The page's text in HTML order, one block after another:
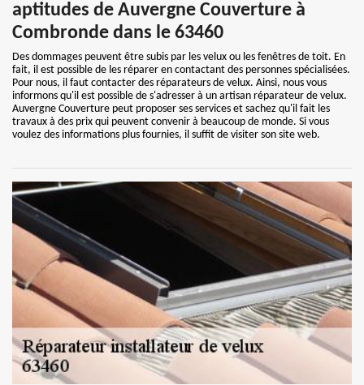
aptitudes de Auvergne Couverture à
Combronde dans le 63460
Des dommages peuvent être subis par les velux ou les fenêtres de toit. En
fait, il est possible de les réparer en contactant des personnes spécialisées.
Pour nous, il faut contacter des réparateurs de velux. Ainsi, nous vous
informons qu'il est possible de s'adresser à un artisan réparateur de velux.
Auvergne Couverture peut proposer ses services et sachez qu'il fait les
travaux à des prix qui peuvent convenir à beaucoup de monde. Si vous
voulez des informations plus fournies, il suffit de visiter son site web.